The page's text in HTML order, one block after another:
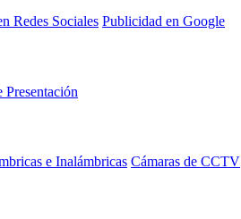
Redes Sociales Publicidad en Google
Presentación
e Inalámbricas Cámaras de CCTV